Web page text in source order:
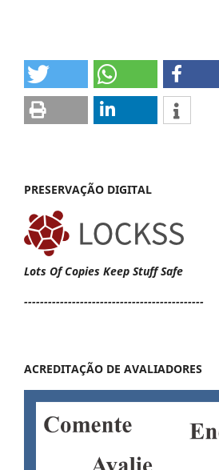
PRESERVAÇÃO DIGITAL
Lots Of Copies Keep Stuff Safe
---------------------------------------------
ACREDITAÇÃO DE AVALIADORES